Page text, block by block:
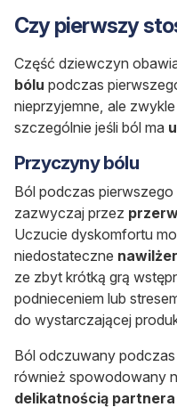
Czy pierwszy
Część dziewczyn
bólu podczas
nieprzyjemne, ale
szczególnie jeśli ból ma
Przyczyny bólu
Ból podczas
zazwyczaj przez
Uczucie dyskomfortu
niedostateczne
ze zbyt krótką grą
podnieceniem lub
do wystarczającej
Ból odczuwany
również spowodowany
delikatnością partnera